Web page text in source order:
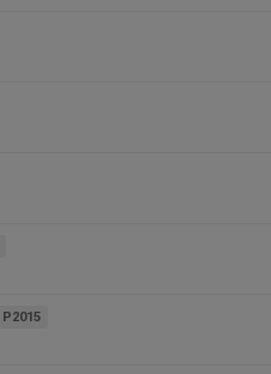
P2015